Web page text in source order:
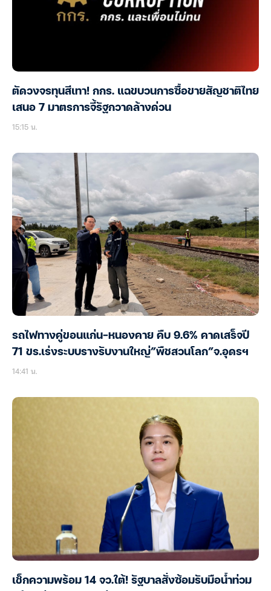
ตัดวงจรทุนสีเทา! กกร. แฉขบวนการซื้อขายสัญชาติไทย
เสนอ 7 มาตรการจี้รัฐกวาดล้างด่วน
15:15 น.
รถไฟทางคู่ขอนแก่น-หนองคาย คืบ 9.6% คาดเสร็จปี
71 ขร.เร่งระบบรางรับงานใหญ่”พืชสวนโลก”จ.อุดรฯ
14:41 น.
เช็กความพร้อม 14 จว.ใต้! รัฐบาลสั่งซ้อมรับมือน้ำท่วม